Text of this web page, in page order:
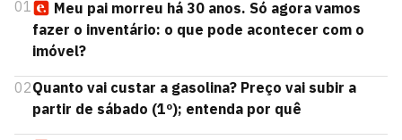
01
Meu pai morreu há 30 anos. Só agora vamos
fazer o inventário: o que pode acontecer com o
imóvel?
02Quanto vai custar a gasolina? Preço vai subir a
partir de sábado (1º); entenda por quê